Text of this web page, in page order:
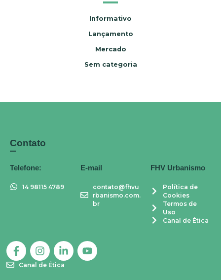
Informativo
Lançamento
Mercado
Sem categoria
Contato
Telefone:
14 98115 4789
E-mail
contato@fhvu
rbanismo.com.
br
FHV Urbanismo
Política de
Cookies
Termos de
Uso
Canal de Ética
F
a
c
I
n
s
L
i
n
Y
o
Canal de Ética